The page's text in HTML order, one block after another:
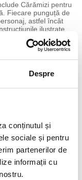
Despre
conținutul și
sociale și pentru
partenerilor de
informații cu
Cărămizi pentru
Fiecare punguță de
astfel încât
ilustrate
3D care pot fi